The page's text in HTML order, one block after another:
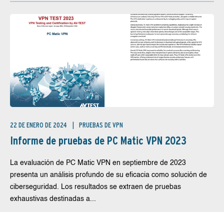
22 DE ENERO DE 2024 PRUEBAS DE VPN
Informe de pruebas de PC Matic VPN 2023
La evaluación de PC Matic VPN en septiembre de 2023
presenta un análisis profundo de su eficacia como solución de
ciberseguridad. Los resultados se extraen de pruebas
exhaustivas destinadas a...